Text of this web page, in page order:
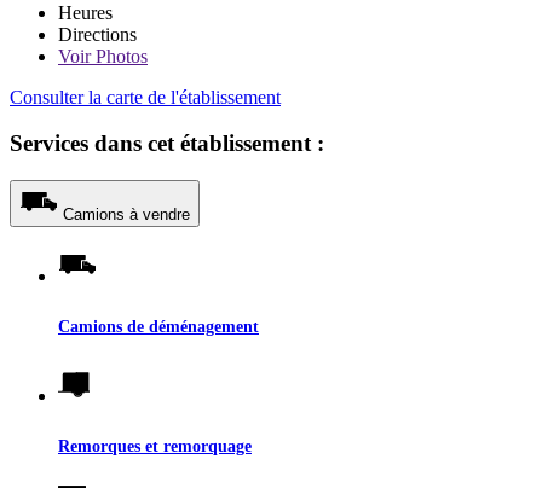
Heures
Directions
VoirPhotos
Consulter la carte de l'établissement
Services dans cet établissement :
Camions à vendre
Camions de déménagement
Remorques et remorquage